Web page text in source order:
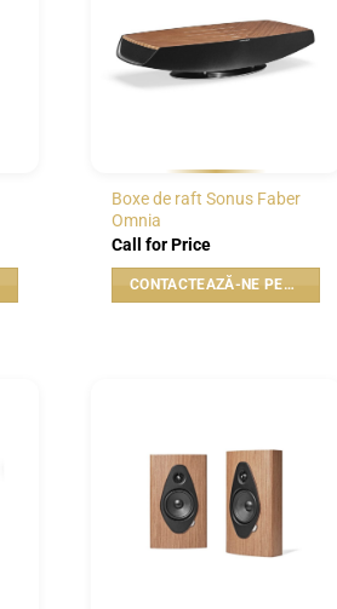
Boxe de raft Sonus Faber
Omnia
Call for Price
CONTACTEAZĂ-NE PENTRU PREȚ
WISHLIST